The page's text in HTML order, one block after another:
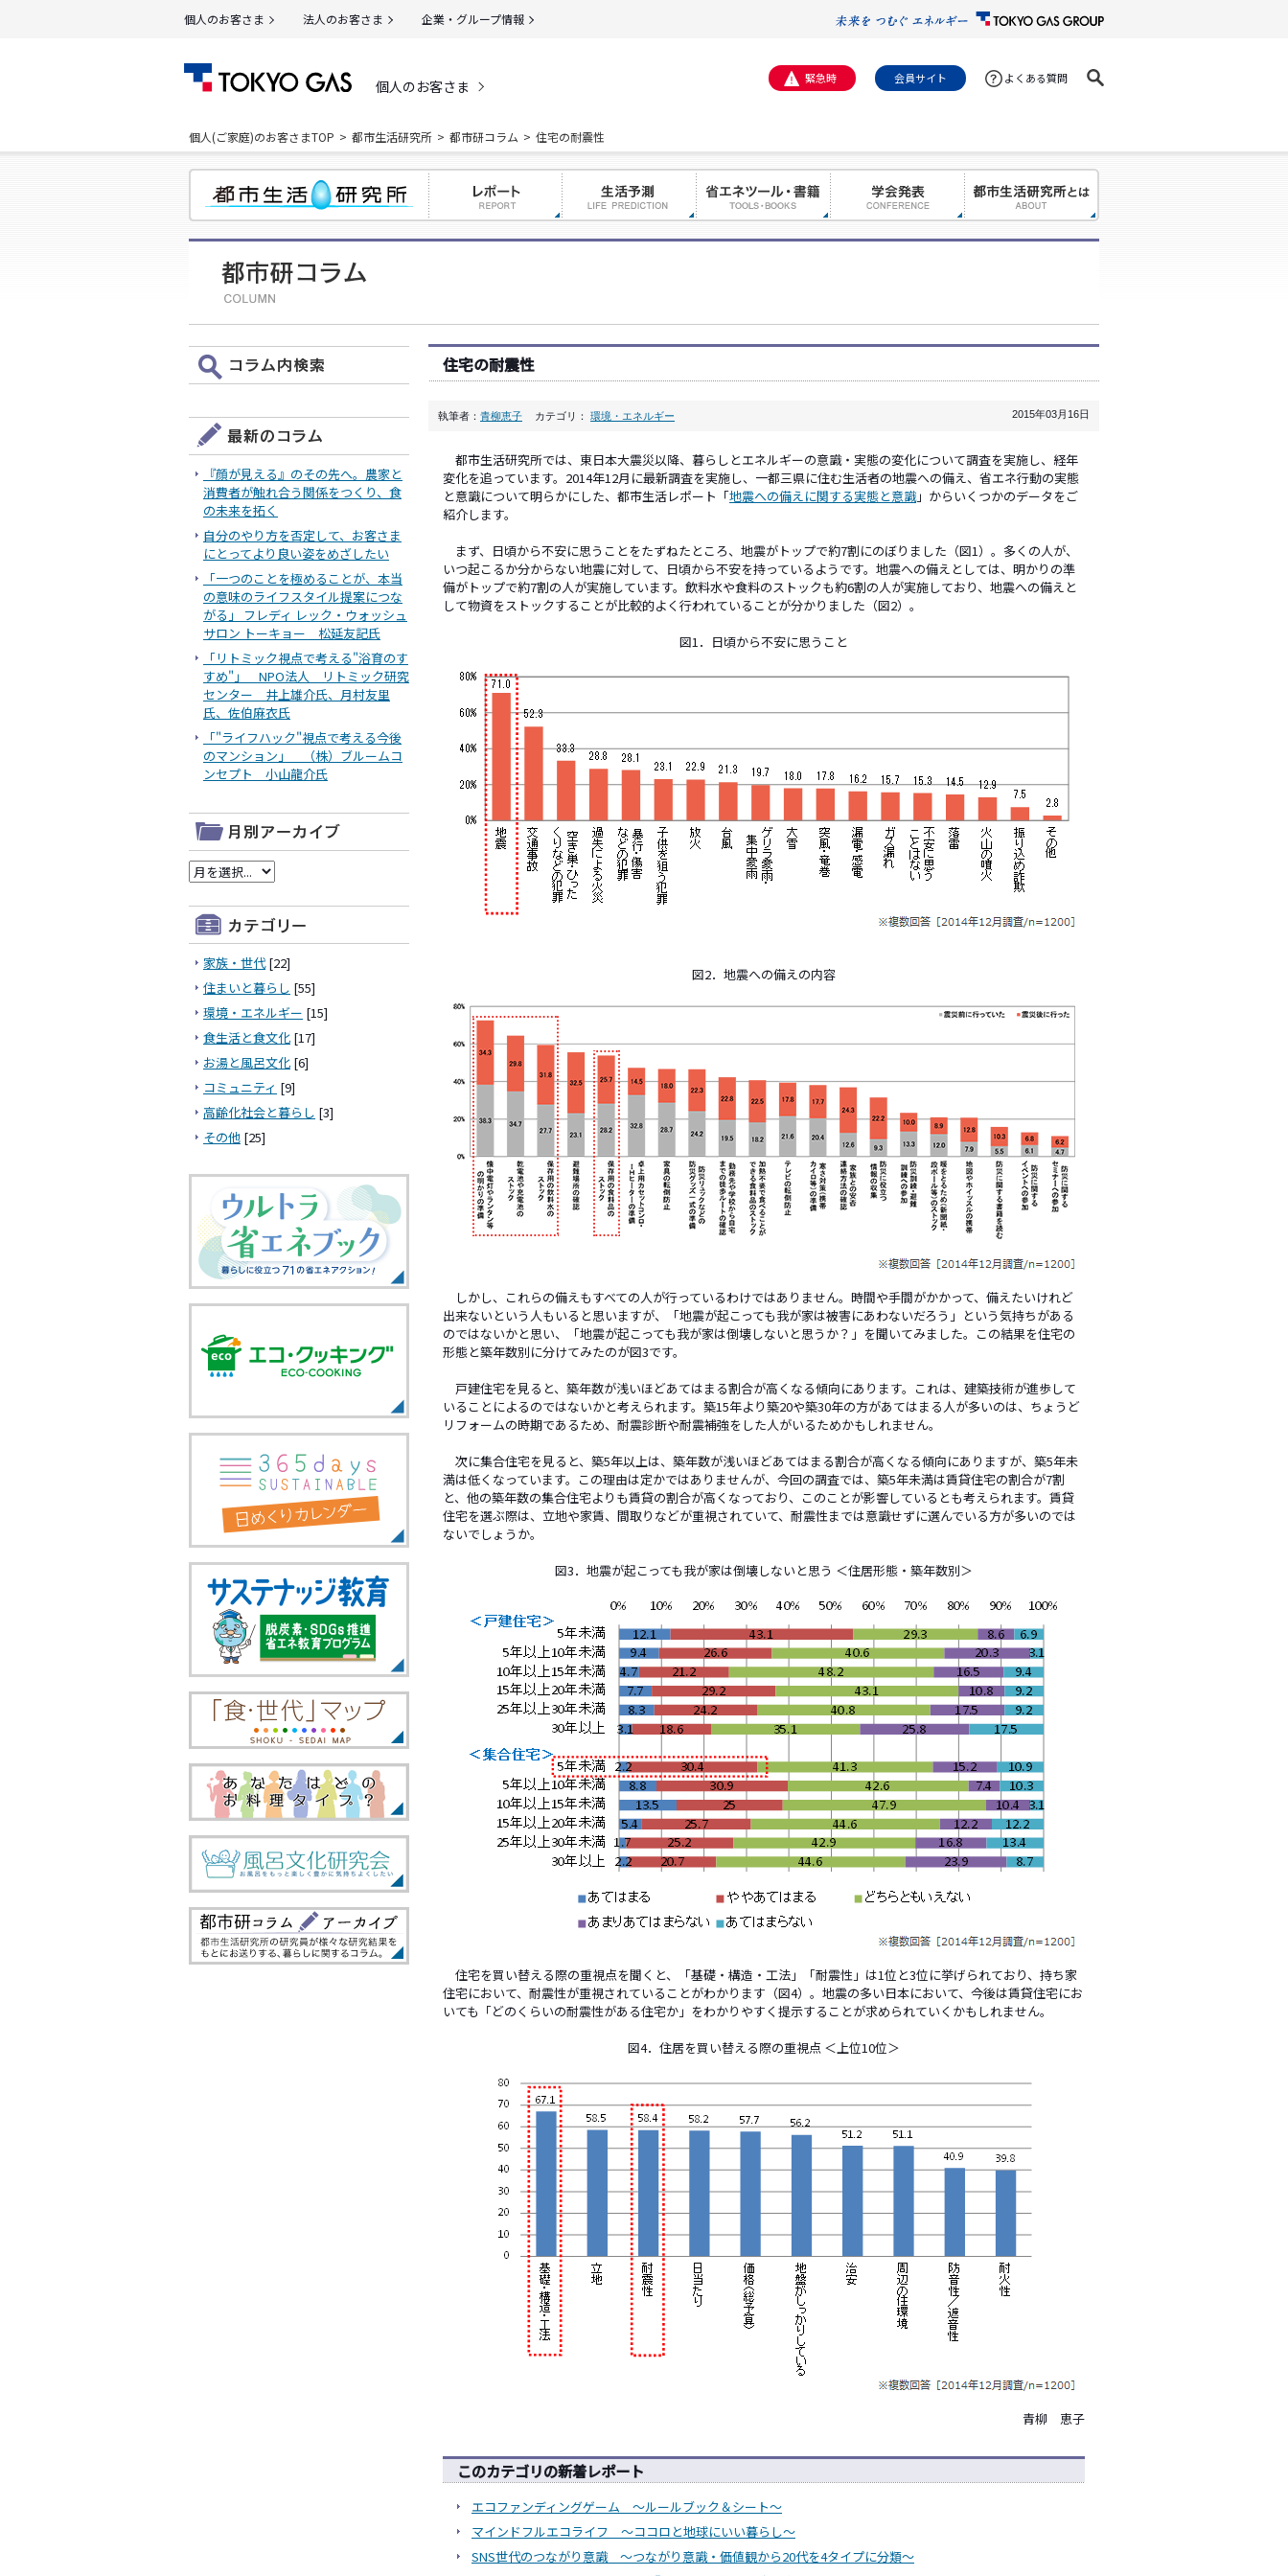
個人のお客さま 法人のお客さま 企業・グループ情報
個人のお客さま 緊急時 会員サイト よくある質問
個人(ご家庭)のお客さまTOP 都市生活研究所 都市研コラム 住宅の耐震性
住宅の耐震性
執筆者： 青柳恵子 カテゴリ： 環境・エネルギー 2015年03月16日
都市生活研究所では、東日本大震災以降、暮らしとエネルギーの意識・実態の変化について調査を実施し、経年
変化を追っています。2014年12月に最新調査を実施し、一都三県に住む生活者の地震への備え、省エネ行動の実態
と意識について明らかにした、都市生活レポート「地震への備えに関する実態と意識」からいくつかのデータをご
紹介します。
まず、日頃から不安に思うことをたずねたところ、地震がトップで約7割にのぼりました（図1）。多くの人が、
いつ起こるか分からない地震に対して、日頃から不安を持っているようです。地震への備えとしては、明かりの準
備がトップで約7割の人が実施しています。飲料水や食料のストックも約6割の人が実施しており、地震への備えと
して物資をストックすることが比較的よく行われていることが分かりました（図2）。
図1．日頃から不安に思うこと
図2．地震への備えの内容
しかし、これらの備えもすべての人が行っているわけではありません。時間や手間がかかって、備えたいけれど
出来ないという人もいると思いますが、「地震が起こっても我が家は被害にあわないだろう」という気持ちがある
のではないかと思い、「地震が起こっても我が家は倒壊しないと思うか？」を聞いてみました。この結果を住宅の
形態と築年数別に分けてみたのが図3です。
戸建住宅を見ると、築年数が浅いほどあてはまる割合が高くなる傾向にあります。これは、建築技術が進歩して
いることによるのではないかと考えられます。築15年より築20や築30年の方があてはまる人が多いのは、ちょうど
リフォームの時期であるため、耐震診断や耐震補強をした人がいるためかもしれません。
次に集合住宅を見ると、築5年以上は、築年数が浅いほどあてはまる割合が高くなる傾向にありますが、築5年未
満は低くなっています。この理由は定かではありませんが、今回の調査では、築5年未満は賃貸住宅の割合が7割
と、他の築年数の集合住宅よりも賃貸の割合が高くなっており、このことが影響しているとも考えられます。賃貸
住宅を選ぶ際は、立地や家賃、間取りなどが重視されていて、耐震性までは意識せずに選んでいる方が多いのでは
ないでしょうか。
図3．地震が起こっても我が家は倒壊しないと思う ＜住居形態・築年数別＞
住宅を買い替える際の重視点を聞くと、「基礎・構造・工法」「耐震性」は1位と3位に挙げられており、持ち家
住宅において、耐震性が重視されていることがわかります（図4）。地震の多い日本において、今後は賃貸住宅にお
いても「どのくらいの耐震性がある住宅か」をわかりやすく提示することが求められていくかもしれません。
図4．住居を買い替える際の重視点 ＜上位10位＞
青柳 恵子
このカテゴリの新着レポート
エコファンディングゲーム ～ルールブック＆シート～
マインドフルエコライフ ～ココロと地球にいい暮らし～
SNS世代のつながり意識 ～つながり意識・価値観から20代を4タイプに分類～
『顔が見える』のその先へ。農家と
消費者が触れ合う関係をつくり、食
の未来を拓く
自分のやり方を否定して、お客さま
にとってより良い姿をめざしたい
「一つのことを極めることが、本当
の意味のライフスタイル提案につな
がる」 フレディ レック・ウォッシュ
サロン トーキョー 松延友記氏
「リトミック視点で考える"浴育のす
すめ"」 NPO法人 リトミック研究
センター 井上雄介氏、月村友里
氏、佐伯麻衣氏
「"ライフハック"視点で考える今後
のマンション」 （株）ブルームコ
ンセプト 小山龍介氏
家族・世代[22]
住まいと暮らし [55]
環境・エネルギー [15]
食生活と食文化 [17]
お湯と風呂文化 [6]
コミュニティ [9]
高齢化社会と暮らし [3]
その他 [25]